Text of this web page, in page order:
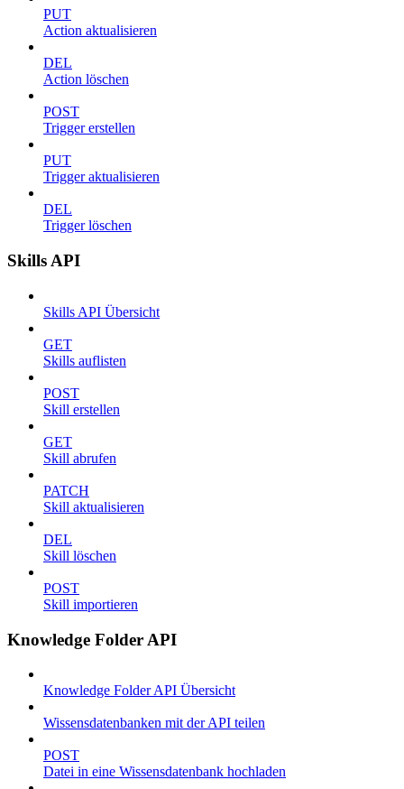
PUT
Action aktualisieren
DEL
Action löschen
POST
Trigger erstellen
PUT
Trigger aktualisieren
DEL
Trigger löschen
Skills API
Skills API Übersicht
GET
Skills auflisten
POST
Skill erstellen
GET
Skill abrufen
PATCH
Skill aktualisieren
DEL
Skill löschen
POST
Skill importieren
Knowledge Folder API
Knowledge Folder API Übersicht
Wissensdatenbanken mit der API teilen
POST
Datei in eine Wissensdatenbank hochladen